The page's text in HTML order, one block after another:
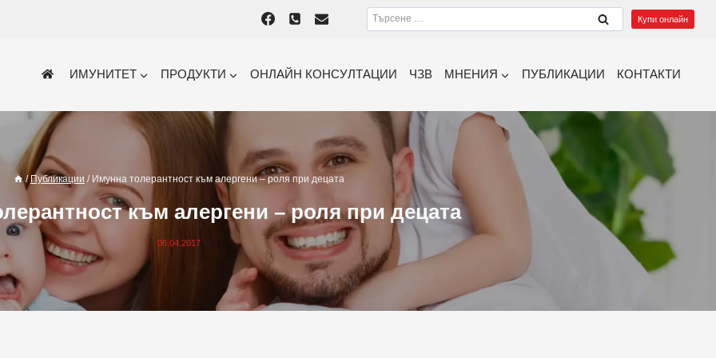
Търсене
за:
Купи онлайн
ИМУНИТЕТ ПРОДУКТИ ОНЛАЙН КОНСУЛТАЦИИ ЧЗВ МНЕНИЯ ПУБЛИКАЦИИ КОНТАКТИ
/ Публикации / Имунна толерантност към алергени – роля при децата
към алергени – роля при децата
06.04.2017